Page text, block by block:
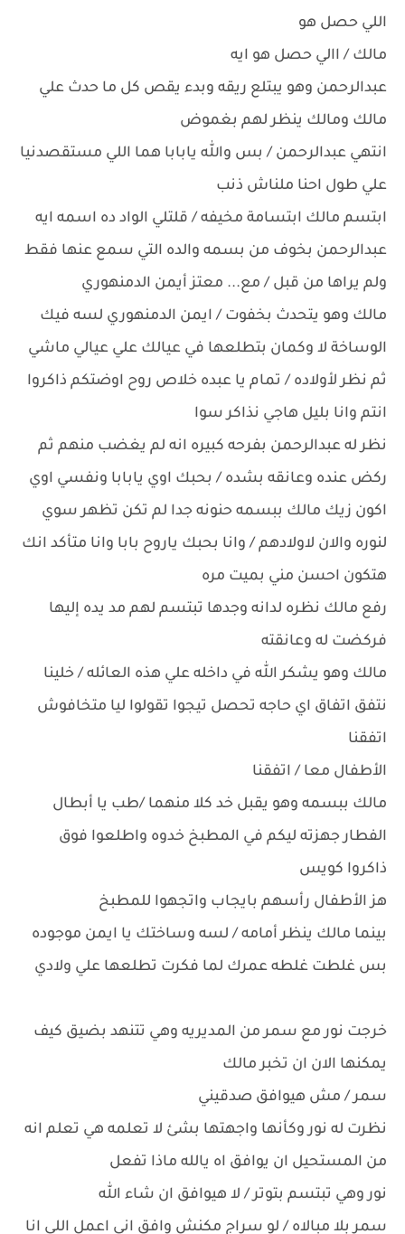
اللي حصل هو
مالك / االي حصل هو ايه
عبدالرحمن وهو يبتلع ريقه وبدء يقص كل ما حدث علي
مالك ومالك ينظر لهم بغموض
انتهي عبدالرحمن / بس والله يابابا هما اللي مستقصدنيا
علي طول احنا ملناش ذنب
ابتسم مالك ابتسامة مخيفه / قلتلي الواد ده اسمه ايه
عبدالرحمن بخوف من بسمه والده التي سمع عنها فقط
ولم يراها من قبل / مع... معتز أيمن الدمنهوري
مالك وهو يتحدث بخفوت / ايمن الدمنهوري لسه فيك
الوساخة لا وكمان بتطلعها في عيالك علي عيالي ماشي
ثم نظر لأولاده / تمام يا عبده خلاص روح اوضتكم ذاكروا
انتم وانا بليل هاجي نذاكر سوا
نظر له عبدالرحمن بفرحه كبيره انه لم يغضب منهم ثم
ركض عنده وعانقه بشده / بحبك اوي يابابا ونفسي اوي
اكون زيك مالك ببسمه حنونه جدا لم تكن تظهر سوي
لنوره والان لاولادهم / وانا بحبك ياروح بابا وانا متأكد انك
هتكون احسن مني بميت مره
رفع مالك نظره لدانه وجدها تبتسم لهم مد يده إليها
فركضت له وعانقته
مالك وهو يشكر الله في داخله علي هذه العائله / خلينا
نتفق اتفاق اي حاجه تحصل تيجوا تقولوا ليا متخافوش
اتفقنا
الأطفال معا / اتفقنا
مالك ببسمه وهو يقبل خد كلا منهما /طب يا أبطال
الفطار جهزته ليكم في المطبخ خدوه واطلعوا فوق
ذاكروا كويس
هز الأطفال رأسهم بايجاب واتجهوا للمطبخ
بينما مالك ينظر أمامه / لسه وساختك يا ايمن موجوده
بس غلطت غلطه عمرك لما فكرت تطلعها علي ولادي
خرجت نور مع سمر من المديريه وهي تتنهد بضيق كيف
يمكنها الان ان تخبر مالك
سمر / مش هيوافق صدقيني
نظرت له نور وكأنها واجهتها بشئ لا تعلمه هي تعلم انه
من المستحيل ان يوافق اه يالله ماذا تفعل
نور وهي تبتسم بتوتر / لا هيوافق ان شاء الله
سمر بلا مبالاه / لو سراج مكنش وافق اني اعمل اللي انا